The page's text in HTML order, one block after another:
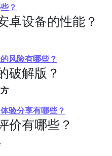
？
卓设备的性能？
风险有哪些？
破解版？
验分享有哪些？
价有哪些？